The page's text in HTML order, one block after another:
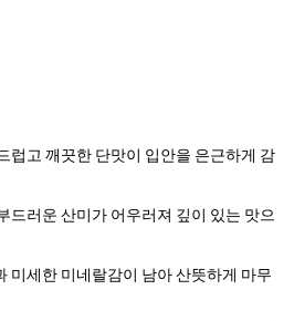
럽고 깨끗한 단맛이 입안을 은근하게 감
드러운 산미가 어우러져 깊이 있는 맛으
미세한 미네랄감이 남아 산뜻하게 마무